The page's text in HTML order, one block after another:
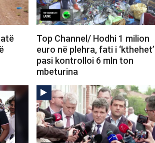
Top Channel/ Hodhi 1 milion
euro në plehra, fati i ‘kthehet’
pasi kontrolloi 6 mln ton
mbeturina